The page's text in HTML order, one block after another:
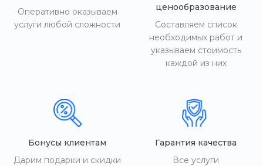
Оперативно оказываем
услуги любой сложности
ценообразование
Составляем список
необходимых работ и
указываем стоимость
каждой из них
Бонусы клиентам
Дарим подарки и скидки
Гарантия качества
Все услуги